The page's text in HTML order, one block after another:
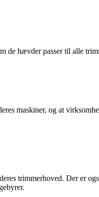
de hævder passer til alle
maskiner, og at
trimmerhoved. Der er